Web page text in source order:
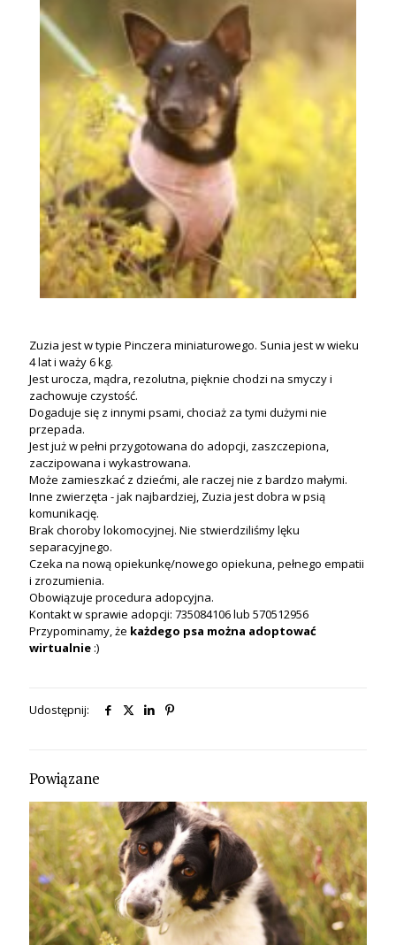
Zuzia jest w typie Pinczera miniaturowego. Sunia jest w wieku
4 lat i waży 6 kg.
Jest urocza, mądra, rezolutna, pięknie chodzi na smyczy i
zachowuje czystość.
Dogaduje się z innymi psami, chociaż za tymi dużymi nie
przepada.
Jest już w pełni przygotowana do adopcji, zaszczepiona,
zaczipowana i wykastrowana.
Może zamieszkać z dziećmi, ale raczej nie z bardzo małymi.
Inne zwierzęta - jak najbardziej, Zuzia jest dobra w psią
komunikację.
Brak choroby lokomocyjnej. Nie stwierdziliśmy lęku
separacyjnego.
Czeka na nową opiekunkę/nowego opiekuna, pełnego empatii
i zrozumienia.
Obowiązuje procedura adopcyjna.
Kontakt w sprawie adopcji: 735084106 lub 570512956
Przypominamy, że każdego psa można adoptować
wirtualnie :)
Udostępnij:
Powiązane